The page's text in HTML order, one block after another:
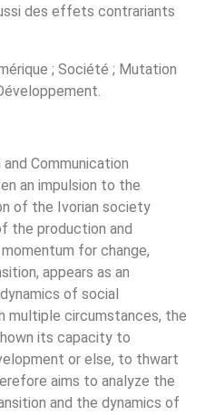
des effets contrariants
; Société ; Mutation
Communication
an impulsion to the
of the Ivorian society
the production and
for change,
appears as an
of social
multiple circumstances, the
its capacity to
or else, to thwart
aims to analyze the
and the dynamics of